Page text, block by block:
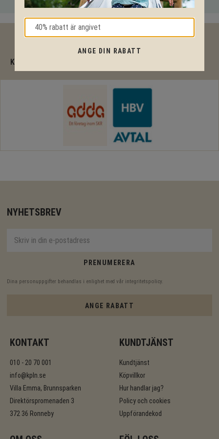
40% rabatt
KPLN Design är en komplett RAM-avtalsleverantör
NYHETSBREV
PRENUMERERA
Dina personuppgifter behandlas i enlighet med vår integritetspolicy
ANGE RABATT
KONTAKT
010 - 20 70 001
info@kpln.se
Villa Emma, Brunnsparken
Direktörspromenaden 3
372 36 Ronneby
KUNDTJÄNST
Kundtjänst
Köpvillkor
Hur handlar jag?
Policy och cookies
Uppförandekod
ANGE DIN RABATT